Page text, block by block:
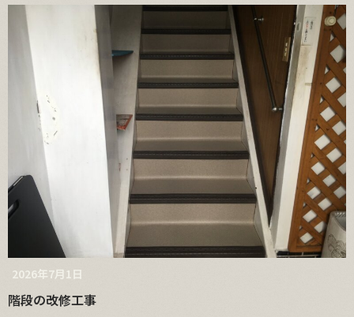
2026年7月1日
階段の改修工事